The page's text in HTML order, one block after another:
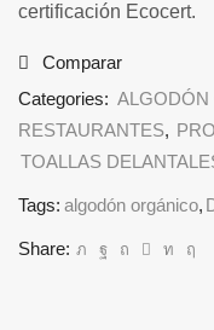
certificación Ecocert.
Comparar
Categories: ALGODÓN
RESTAURANTES,
TOALLAS
Tags: algodón orgánico,
Share: